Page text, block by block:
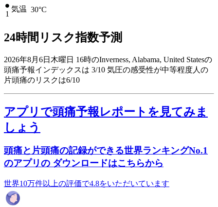
1
気温 30°C
24時間リスク指数予測
2026年8月6日木曜日 16時のInverness, Alabama, United Statesの
頭痛予報インデックスは 3/10 気圧の感受性が中等程度人の
片頭痛のリスクは6/10
アプリで頭痛予報レポートを見てみま
しょう
頭痛と片頭痛の記録ができる世界ランキングNo.1
のアプリの ダウンロードはこちらから
世界10万件以上の評価で4.8をいただいています